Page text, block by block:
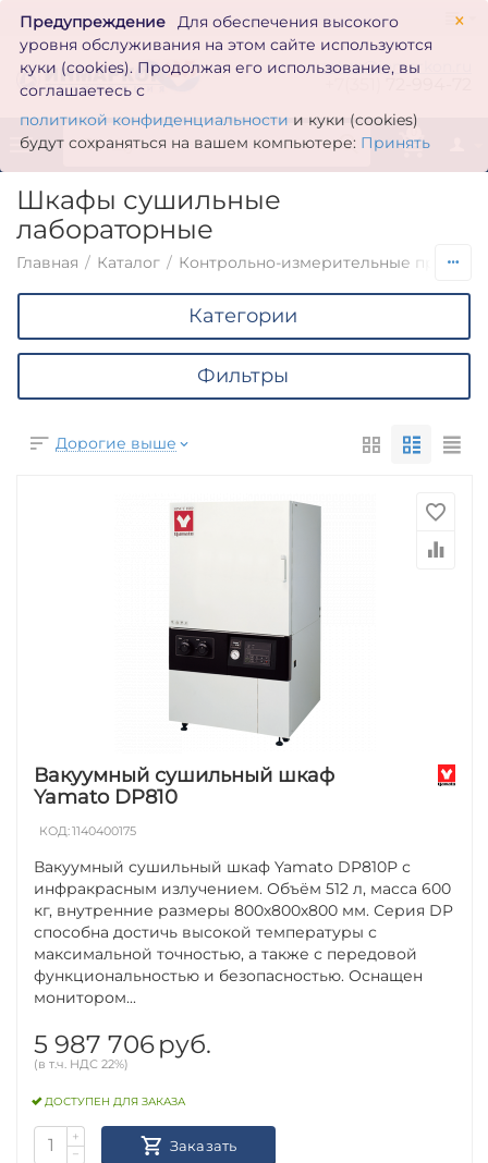
×
Предупреждение
Для обеспечения высокого
уровня обслуживания на этом сайте используются
куки (cookies). Продолжая его использование, вы
соглашаетесь с
политикой конфиденциальности и куки (cookies)
будут сохраняться на вашем компьютере: Принять
zakaz@inmarkon.ru
0
Шкафы сушильные
лабораторные
Главная / Каталог / Контрольно-измерительные
Категории
Фильтры
Дорогие выше
Вакуумный сушильный шкаф
Yamato DP810
КОД:1140400175
Вакуумный сушильный шкаф Yamato DP810Р с
инфракрасным излучением. Объём 512 л, масса 600
кг, внутренние размеры 800х800х800 мм. Серия DP
способна достичь высокой температуры с
максимальной точностью, а также с передовой
функциональностью и безопасностью. Оснащен
монитором...
5 987 706руб.
(в т.ч. НДС 22%)
ДОСТУПЕН ДЛЯ ЗАКАЗА
+
−
Заказать